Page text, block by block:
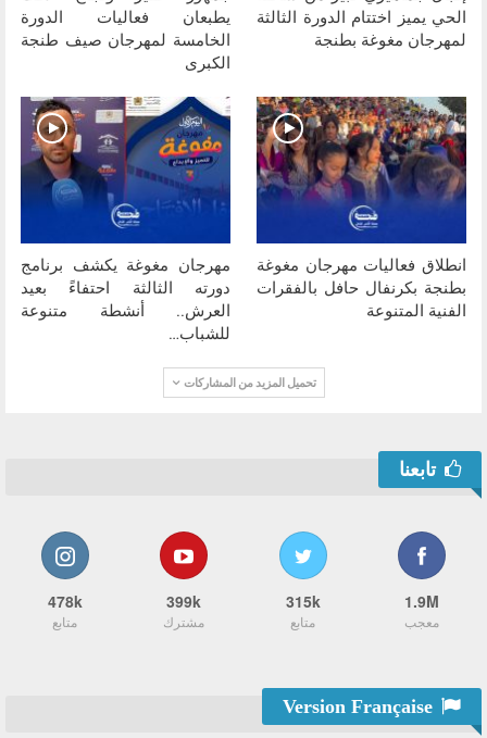
الحي يميز اختتام الدورة الثالثة
لمهرجان مغوغة بطنجة
يطبعان فعاليات الدورة
الخامسة لمهرجان صيف طنجة
الكبرى
انطلاق فعاليات مهرجان مغوغة
بطنجة بكرنفال حافل بالفقرات
الفنية المتنوعة
مهرجان مغوغة يكشف برنامج
دورته الثالثة احتفاءً بعيد
العرش.. أنشطة متنوعة
للشباب…
تحميل المزيد من المشاركات
تابعنا
1.9M
معجب
315k
متابع
399k
مشترك
478k
متابع